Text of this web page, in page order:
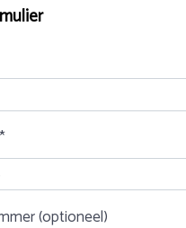
(optioneel)